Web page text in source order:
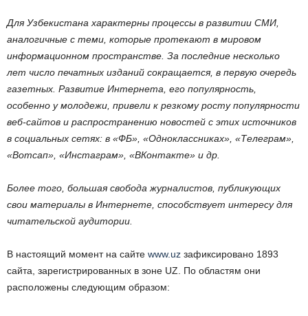
Для Узбекистана характерны процессы в развитии СМИ,
аналогичные с теми, которые протекают в мировом
информационном пространстве. За последние несколько
лет число печатных изданий сокращается, в первую очередь
газетных. Развитие Интернета, его популярность,
особенно у молодежи, привели к резкому росту популярности
веб-сайтов и распространению новостей с этих источников
в социальных сетях: в «ФБ», «Одноклассниках», «Телеграм»,
«Вотсап», «Инстаграм», «ВКонтакте» и др.
Более того, большая свобода журналистов, публикующих
свои материалы в Интернете, способствует интересу для
читательской аудитории.
В настоящий момент на сайте www.uz зафиксировано 1893
сайта, зарегистрированных в зоне UZ. По областям они
расположены следующим образом: